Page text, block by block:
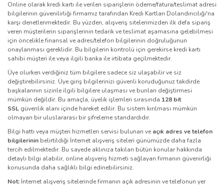
Online olarak kredi kartı ile verilen siparişlerin ödeme/fatura/teslimat adresi
bilgilerinin güvenilirliği firmamız tarafından Kredi Kartları Dolandırıcılığı'na
karşı denetlenmektedir. Bu yüzden, alışveriş sitelerimizden ilk defa sipariş
veren müşterilerin siparişlerinin tedarik ve teslimat aşamasına gelebilmesi
için öncelikle finansal ve adres/telefon bilgilerinin doğruluğunun
onaylanması gereklidir. Bu bilgilerin kontrolü için gerekirse kredi kartı
sahibi müşteri ile veya ilgili banka ile irtibata geçilmektedir.
Üye olurken verdiğiniz tüm bilgilere sadece siz ulaşabilir ve siz
değiştirebilirsiniz. Üye giriş bilgilerinizi güvenli koruduğunuz takdirde
başkalarının sizinle ilgili bilgilere ulaşması ve bunları değiştirmesi
mümkün değildir. Bu amaçla, üyelik işlemleri sırasında 128 bit
SSL güvenlik alanı içinde hareket edilir. Bu sistem kırılması mümkün
olmayan bir uluslararası bir şifreleme standardıdır.
Bilgi hattı veya müşteri hizmetleri servisi bulunan ve açık adres ve telefon
bilgilerinin belirtildiği İnternet alışveriş siteleri günümüzde daha fazla
tercih edilmektedir. Bu sayede aklınıza takılan bütün konular hakkında
detaylı bilgi alabilir, online alışveriş hizmeti sağlayan firmanın güvenirliği
konusunda daha sağlıklı bilgi edinebilirsiniz.
Not: İnternet alışveriş sitelerinde firmanın açık adresinin ve telefonun yer